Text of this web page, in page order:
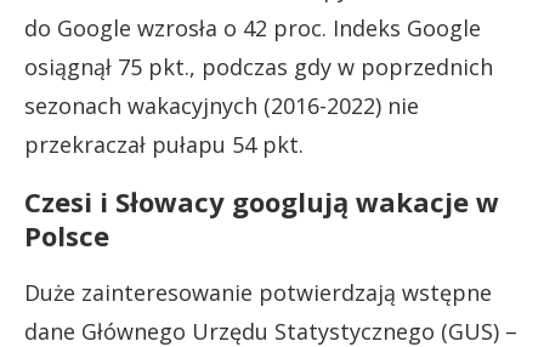
do Google wzrosła o 42 proc. Indeks Google
osiągnął 75 pkt., podczas gdy w poprzednich
sezonach wakacyjnych (2016-2022) nie
przekraczał pułapu 54 pkt.
Czesi i Słowacy googlują wakacje w
Polsce
Duże zainteresowanie potwierdzają wstępne
dane Głównego Urzędu Statystycznego (GUS) –